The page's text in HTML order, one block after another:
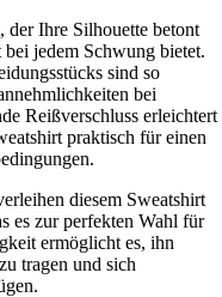
der Ihre Silhouette betont
jedem Schwung bietet.
sind so
bei
Reißverschluss erleichtert
praktisch für einen
diesem Sweatshirt
es zur perfekten Wahl für
ermöglicht es, ihn
tragen und sich